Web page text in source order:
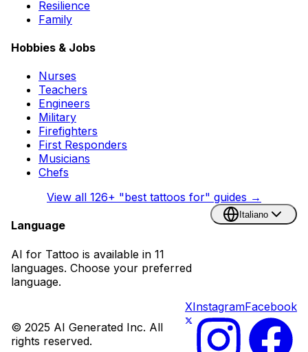
Resilience
Family
Hobbies & Jobs
Nurses
Teachers
Engineers
Military
Firefighters
First Responders
Musicians
Chefs
View all 126+ "best tattoos for" guides →
Language
AI for Tattoo is available in 11
languages. Choose your preferred
language.
Italiano
© 2025 AI Generated Inc. All
rights reserved.
XInstagramFacebook